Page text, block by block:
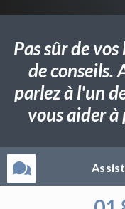
Pas sûr de
de conseils.
parlez à l'un
vous aider